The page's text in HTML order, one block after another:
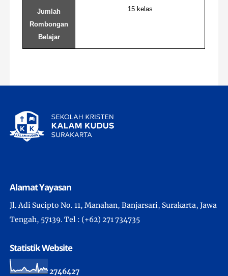
Jumlah
Rombongan
Belajar
15 kelas
Alamat Yayasan
Jl. Adi Sucipto No. 11, Manahan, Banjarsari, Surakarta, Jawa
Tengah, 57139. Tel : (+62) 271 734735
Statistik Website
2746427